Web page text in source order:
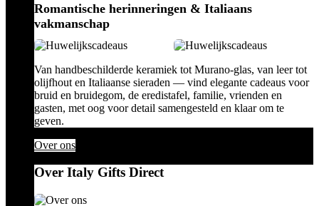
Romantische herinneringen & Italiaans
vakmanschap
Van handbeschilderde keramiek tot Murano-glas, van leer tot
olijfhout en Italiaanse sieraden — vind elegante cadeaus voor
bruid en bruidegom, de eredistafel, familie, vrienden en
gasten, met oog voor detail samengesteld en klaar om te
geven.
Over ons
Over Italy Gifts Direct